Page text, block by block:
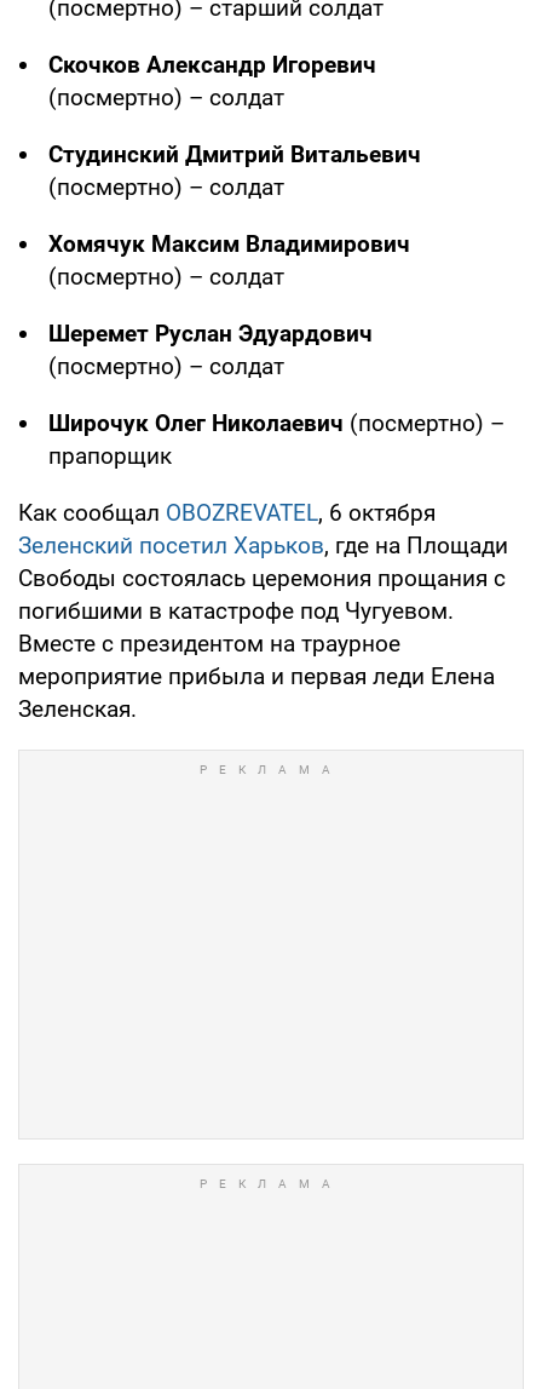
(посмертно) – старший солдат
Скочков Александр Игоревич
(посмертно) – солдат
Студинский Дмитрий Витальевич
(посмертно) – солдат
Хомячук Максим Владимирович
(посмертно) – солдат
Шеремет Руслан Эдуардович
(посмертно) – солдат
Широчук Олег Николаевич (посмертно) –
прапорщик
Как сообщал OBOZREVATEL, 6 октября
Зеленский посетил Харьков, где на Площади
Свободы состоялась церемония прощания с
погибшими в катастрофе под Чугуевом.
Вместе с президентом на траурное
мероприятие прибыла и первая леди Елена
Зеленская.